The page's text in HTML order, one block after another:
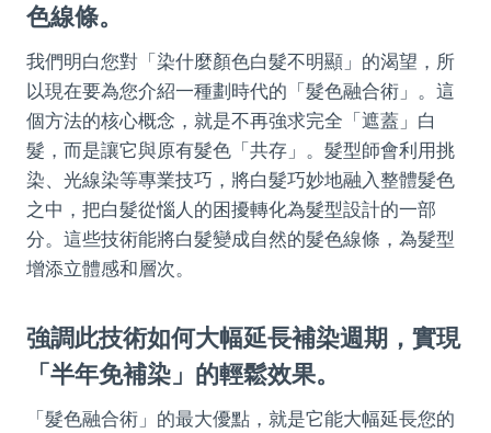
色線條。
我們明白您對「染什麼顏色白髮不明顯」的渴望，所
以現在要為您介紹一種劃時代的「髮色融合術」。這
個方法的核心概念，就是不再強求完全「遮蓋」白
髮，而是讓它與原有髮色「共存」。髮型師會利用挑
染、光線染等專業技巧，將白髮巧妙地融入整體髮色
之中，把白髮從惱人的困擾轉化為髮型設計的一部
分。這些技術能將白髮變成自然的髮色線條，為髮型
增添立體感和層次。
強調此技術如何大幅延長補染週期，實現
「半年免補染」的輕鬆效果。
「髮色融合術」的最大優點，就是它能大幅延長您的